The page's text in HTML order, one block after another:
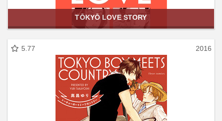
TŌKYŌ LOVE STORY
5.77 2016